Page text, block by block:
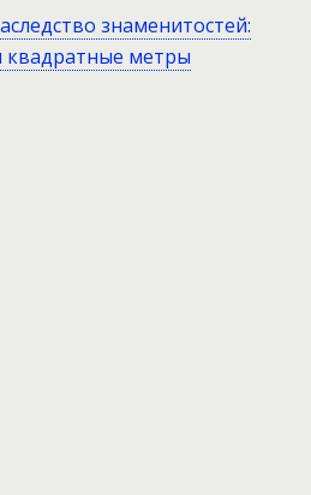
знаменитостей:
метры